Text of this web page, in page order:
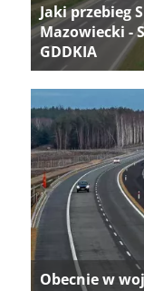
Jaki przebieg
Mazowiecki -
GDDKIA
Obecnie w